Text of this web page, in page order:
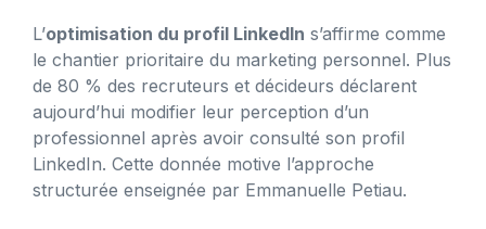
L’optimisation du profil LinkedIn s’affirme comme
le chantier prioritaire du marketing personnel. Plus
de 80 % des recruteurs et décideurs déclarent
aujourd’hui modifier leur perception d’un
professionnel après avoir consulté son profil
LinkedIn. Cette donnée motive l’approche
structurée enseignée par Emmanuelle Petiau.